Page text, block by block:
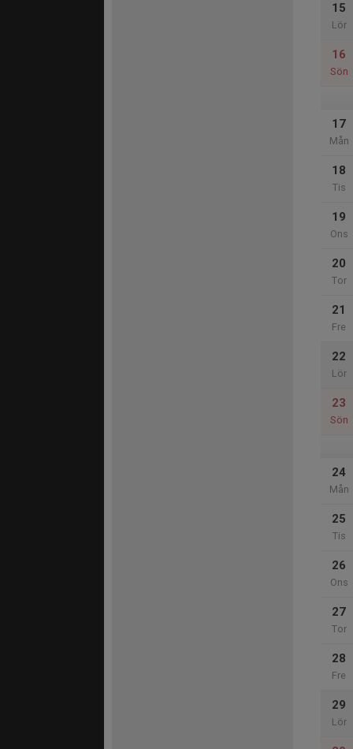
15
Lör
16
Sön
17
Mån
18
Tis
19
Ons
20
Tor
21
Fre
22
Lör
23
Sön
24
Mån
25
Tis
26
Ons
27
Tor
28
Fre
29
Lör